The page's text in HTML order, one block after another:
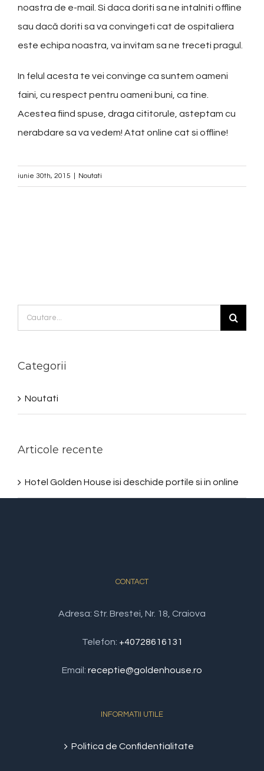
noastra de e-mail. Si daca doriti sa ne intalniti offline
sau dacă doriti sa va convingeti cat de ospitaliera
este echipa noastra, va invitam sa ne treceti pragul.
In felul acesta te vei convinge ca suntem oameni
faini, cu respect pentru oameni buni, ca tine.
Acestea fiind spuse, draga cititorule, asteptam cu
nerabdare sa va vedem! Atat online cat si offline!
iunie 30th, 2015 Noutati
Cautare...
Categorii
Noutati
Articole recente
Hotel Golden House isi deschide portile si in online
CONTACT
Adresa: Str. Brestei, Nr. 18, Craiova
Telefon: +40728616131
Email: receptie@goldenhouse.ro
INFORMATII UTILE
Politica de Confidentialitate